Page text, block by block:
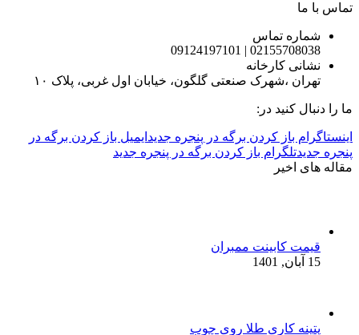
تماس با ما
شماره تماس
02155708038 | 09124197101
نشانی کارخانه
تهران ،شهرک صنعتی گلگون، خیابان اول غربی، پلاک ۱۰
ما را دنبال کنید در:
اینستاگرام باز کردن برگه در پنجره جدید ایمیل باز کردن برگه در
پنجره جدیدتلگرام باز کردن برگه در پنجره جدید
مقاله های اخیر
قیمت کابینت ممبران
15 آبان, 1401
پتینه کاری طلا روی چوب